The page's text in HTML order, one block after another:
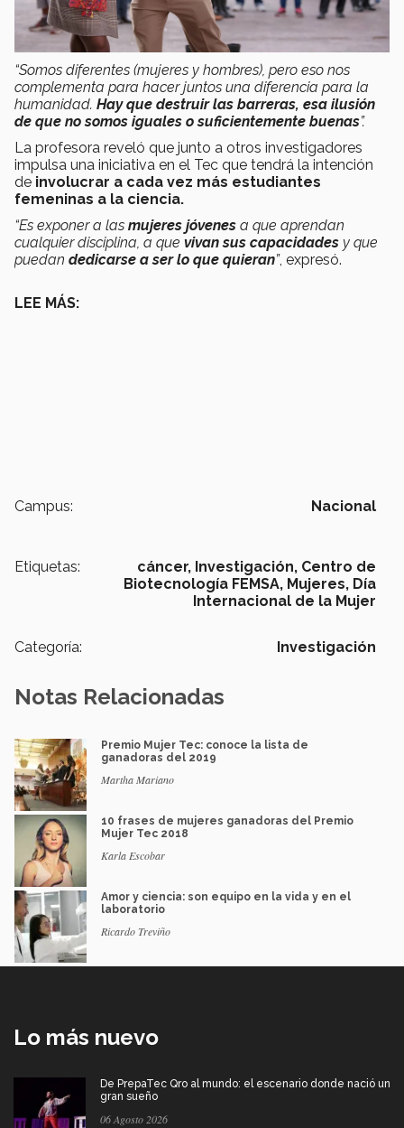
“Somos diferentes (mujeres y hombres), pero eso nos
complementa para hacer juntos una diferencia para la
humanidad. Hay que destruir las barreras, esa ilusión
de que no somos iguales o suficientemente buenas”.
La profesora reveló que junto a otros investigadores
impulsa una iniciativa en el Tec que tendrá la intención
de involucrar a cada vez más estudiantes
femeninas a la ciencia.
“Es exponer a las mujeres jóvenes a que aprendan
cualquier disciplina, a que vivan sus capacidades y que
puedan dedicarse a ser lo que quieran”, expresó.
LEE MÁS:
Campus: Nacional
Etiquetas: cáncer, Investigación, Centro de
Biotecnología FEMSA, Mujeres, Día
Internacional de la Mujer
Categoría: Investigación
Notas Relacionadas
Premio Mujer Tec: conoce la lista de
ganadoras del 2019
Martha Mariano
10 frases de mujeres ganadoras del Premio
Mujer Tec 2018
Karla Escobar
Amor y ciencia: son equipo en la vida y en el
laboratorio
Ricardo Treviño
Lo más nuevo
De PrepaTec Qro al mundo: el escenario donde nació un
gran sueño
06 Agosto 2026